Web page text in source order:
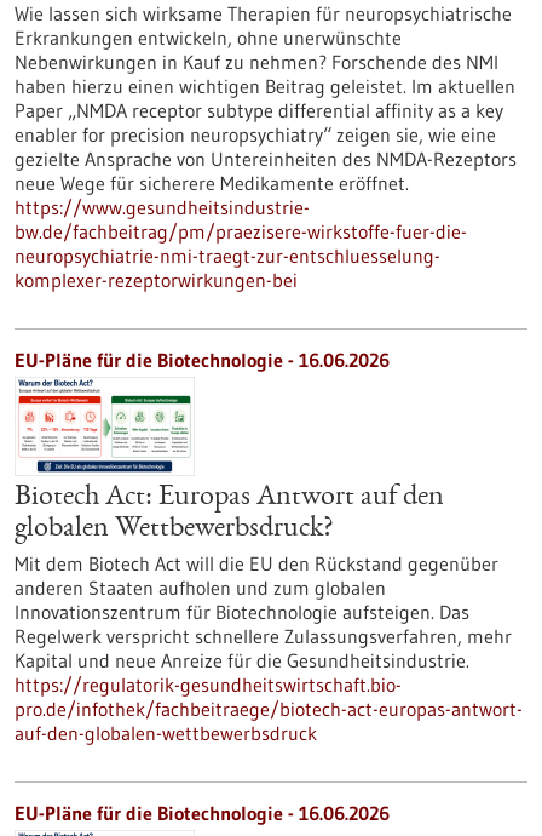
Wie lassen sich wirksame Therapien für neuropsychiatrische
Erkrankungen entwickeln, ohne unerwünschte
Nebenwirkungen in Kauf zu nehmen? Forschende des NMI
haben hierzu einen wichtigen Beitrag geleistet. Im aktuellen
Paper „NMDA receptor subtype differential affinity as a key
enabler for precision neuropsychiatry“ zeigen sie, wie eine
gezielte Ansprache von Untereinheiten des NMDA-Rezeptors
neue Wege für sicherere Medikamente eröffnet.
https://www.gesundheitsindustrie-
bw.de/fachbeitrag/pm/praezisere-wirkstoffe-fuer-die-
neuropsychiatrie-nmi-traegt-zur-entschluesselung-
komplexer-rezeptorwirkungen-bei
EU-Pläne für die Biotechnologie - 16.06.2026
Biotech Act: Europas Antwort auf den
globalen Wettbewerbsdruck?
Mit dem Biotech Act will die EU den Rückstand gegenüber
anderen Staaten aufholen und zum globalen
Innovationszentrum für Biotechnologie aufsteigen. Das
Regelwerk verspricht schnellere Zulassungsverfahren, mehr
Kapital und neue Anreize für die Gesundheitsindustrie.
https://regulatorik-gesundheitswirtschaft.bio-
pro.de/infothek/fachbeitraege/biotech-act-europas-antwort-
auf-den-globalen-wettbewerbsdruck
EU-Pläne für die Biotechnologie - 16.06.2026